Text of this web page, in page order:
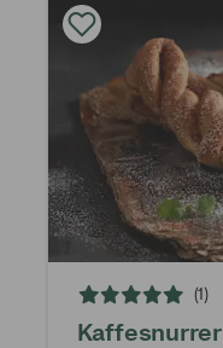
(1)
Kaffesnurrer